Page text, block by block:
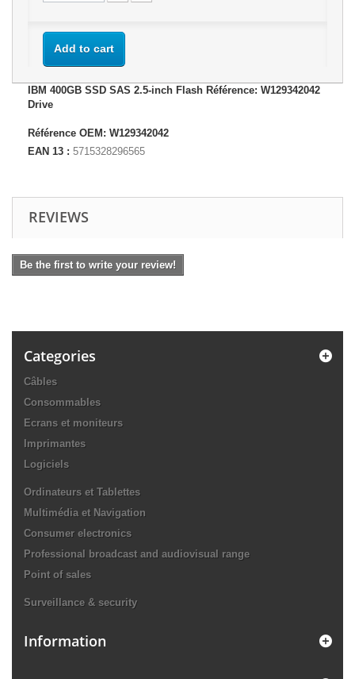
Add to cart
IBM 400GB SSD SAS 2.5-inch Flash Référence: W129342042
Drive
Référence OEM: W129342042
EAN 13 : 5715328296565
REVIEWS
Be the first to write your review!
Categories
Câbles
Consommables
Ecrans et moniteurs
Imprimantes
Logiciels
Ordinateurs et Tablettes
Multimédia et Navigation
Consumer electronics
Professional broadcast and audiovisual range
Point of sales
Surveillance & security
Information